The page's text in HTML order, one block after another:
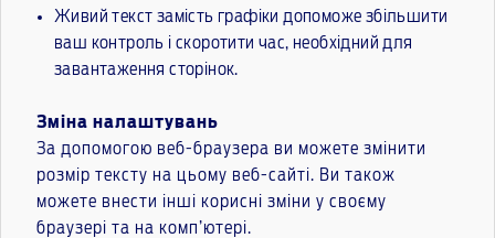
Живий текст замість графіки допоможе збільшити
ваш контроль і скоротити час, необхідний для
завантаження сторінок.
Зміна налаштувань
За допомогою веб-браузера ви можете змінити
розмір тексту на цьому веб-сайті. Ви також
можете внести інші корисні зміни у своєму
браузері та на комп’ютері.